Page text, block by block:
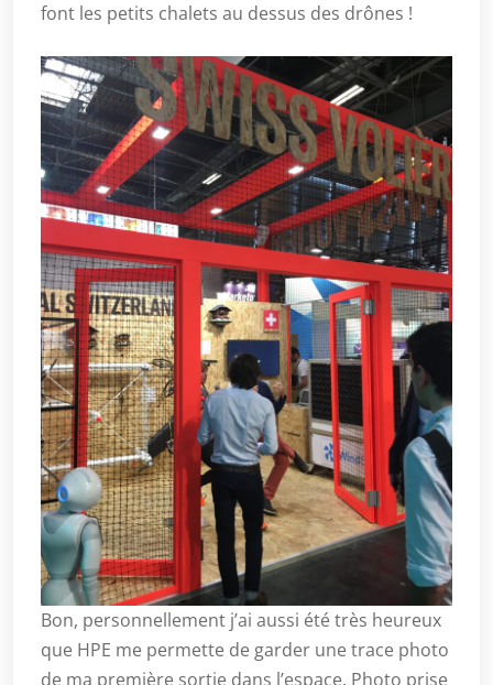
font les petits chalets au dessus des drônes !
Bon, personnellement j’ai aussi été très heureux
que HPE me permette de garder une trace photo
de ma première sortie dans l’espace. Photo prise